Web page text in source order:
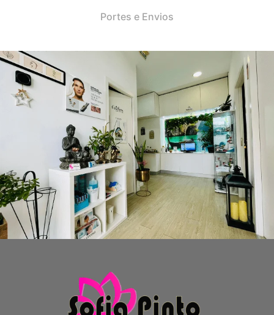
Portes e Envios